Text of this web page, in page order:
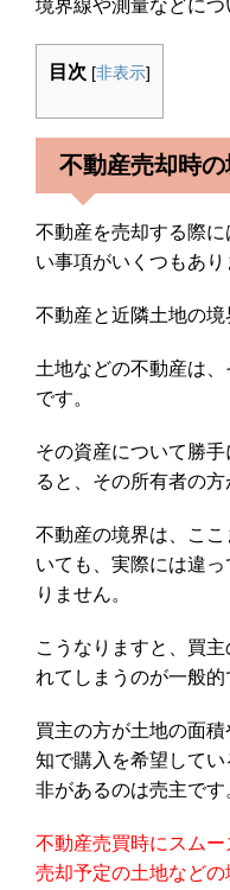
境界線や測量などにつ
目次 [非表示]
不動産売却時
不動産を売却する際
い事項がいくつもあり
不動産と近隣土地の境
土地などの不動産は
です。
その資産について勝
ると、その所有者の方
不動産の境界は、こ
いても、実際には違
りません。
こうなりますと、買
れてしまうのが一般的
買主の方が土地の面
知で購入を希望して
非があるのは売主です
不動産売買時にスムー
売却予定の土地など